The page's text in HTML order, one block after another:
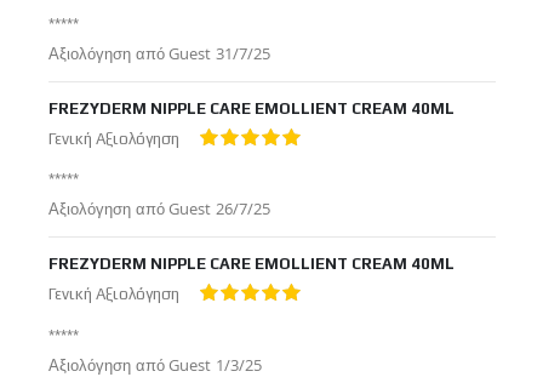
*****
Αξιολόγηση απόGuest Δημοσιεύτηκε
στις
31/7/25
FREZYDERM NIPPLE CARE EMOLLIENT CREAM 40ML
Γενική Αξιολόγηση
*****
Αξιολόγηση απόGuest Δημοσιεύτηκε
στις
26/7/25
FREZYDERM NIPPLE CARE EMOLLIENT CREAM 40ML
Γενική Αξιολόγηση
*****
Αξιολόγηση απόGuest Δημοσιεύτηκε
1/3/25